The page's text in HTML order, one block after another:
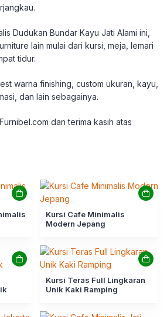
Dudukan Bundar Kayu Jati Alami ini,
lain mulai dari kursi, meja, lemari
tidur.
warna finishing, custom ukuran, kayu,
dan lain sebagainya.
dan terima kasih atas
Kursi Cafe Minimalis
Modern Jepang
Kursi Teras Full Lingkaran
Unik Kaki Ramping